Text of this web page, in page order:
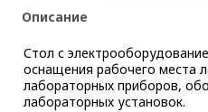
Описание
Стол с
оснащения рабочего места
лабораторных приборов,
лабораторных установок.